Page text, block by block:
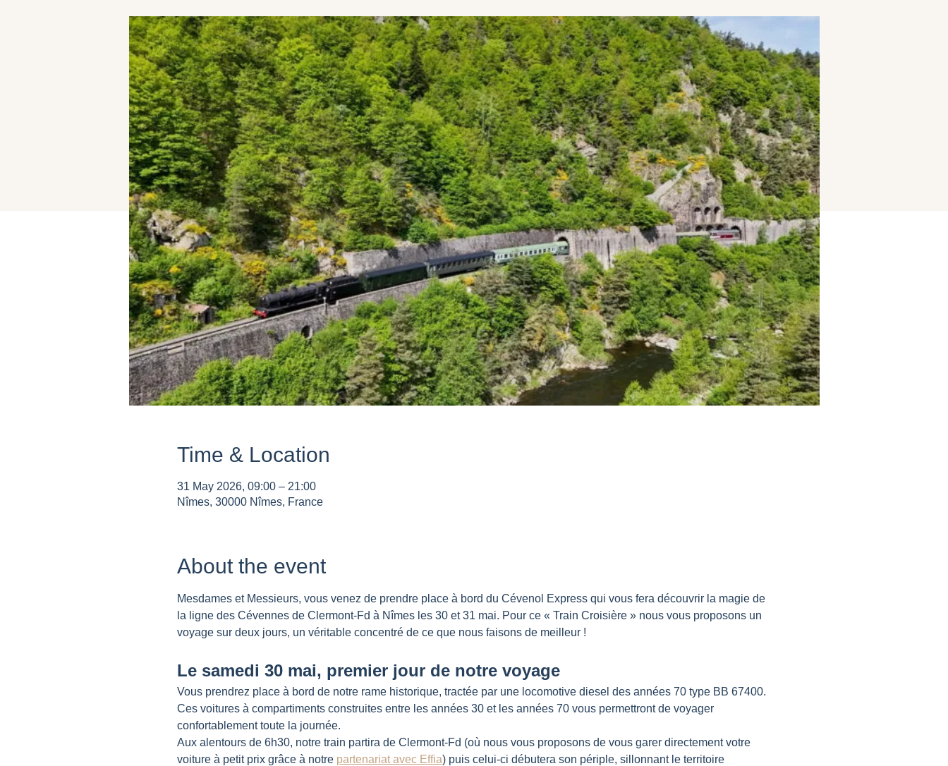
Time & Location
31 May 2026, 09:00 – 21:00
Nîmes, 30000 Nîmes, France
About the event
Mesdames et Messieurs, vous venez de prendre place à bord du Cévenol Express qui vous fera découvrir la magie de
la ligne des Cévennes de Clermont-Fd à Nîmes les 30 et 31 mai. Pour ce « Train Croisière » nous vous proposons un
voyage sur deux jours, un véritable concentré de ce que nous faisons de meilleur !
Le samedi 30 mai, premier jour de notre voyage
Vous prendrez place à bord de notre rame historique, tractée par une locomotive diesel des années 70 type BB 67400.
Ces voitures à compartiments construites entre les années 30 et les années 70 vous permettront de voyager
confortablement toute la journée.
Aux alentours de 6h30, notre train partira de Clermont-Fd (où nous vous proposons de vous garer directement votre
voiture à petit prix grâce à notre partenariat avec Effia) puis celui-ci débutera son périple, sillonnant le territoire